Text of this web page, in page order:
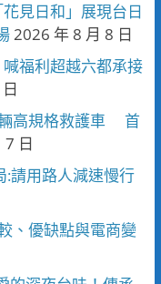
見日和」展現台日
2026 年 8 月 8 日
福利超越六都承接
高規格救護車 首
7 日
:請用路人減速慢行
、優缺點與電商變